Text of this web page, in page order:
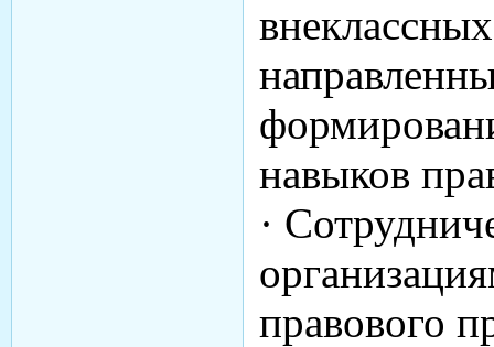
навыков
·
правового